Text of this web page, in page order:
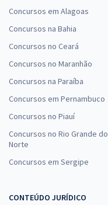
Concursos em Alagoas
Concursos na Bahia
Concursos no Ceará
Concursos no Maranhão
Concursos na Paraíba
Concursos em Pernambuco
Concursos no Piauí
Concursos no Rio Grande do
Norte
Concursos em Sergipe
CONTEÚDO JURÍDICO